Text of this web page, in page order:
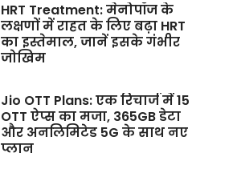
HRT Treatment: मेनोपॉज के
लक्षणों में राहत के लिए बढ़ा HRT
का इस्तेमाल, जानें इसके गंभीर
जोखिम
Jio OTT Plans: एक रिचार्ज में 15
OTT ऐप्स का मजा, 365GB डेटा
और अनलिमिटेड 5G के साथ नए
प्लान